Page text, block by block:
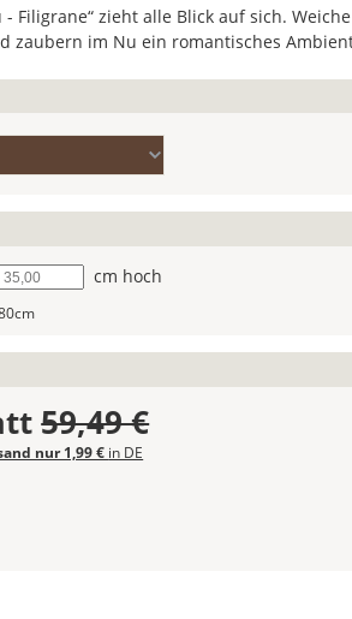
- Filigrane“ zieht alle Blick auf sich.
zaubern im Nu ein romantisches
cm hoch
59,49 €
nur 1,99 € in DE